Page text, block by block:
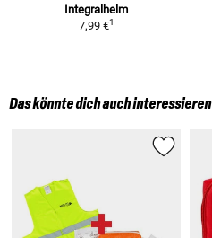
Integralhelm
7,99 €1
Das könnte dich auch interessieren